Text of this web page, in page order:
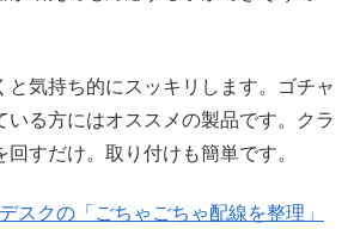
と気持ち的にスッキリします。ゴチャ
いる方にはオススメの製品です。クラ
回すだけ。取り付けも簡単です。
スクの「ごちゃごちゃ配線を整理」